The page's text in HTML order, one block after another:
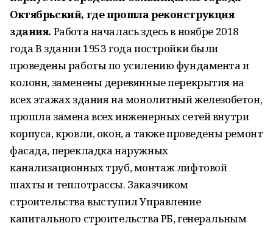
Октябрьский, где прошла реконструкция
здания. Работа началась здесь в ноябре 2018
года В здании 1953 года постройки были
проведены работы по усилению фундамента и
колонн, заменены деревянные перекрытия на
всех этажах здания на монолитный железобетон,
прошла замена всех инженерных сетей внутри
корпуса, кровли, окон, а также проведены ремонт
фасада, перекладка наружных
канализационных труб, монтаж лифтовой
шахты и теплотрассы. Заказчиком
строительства выступил Управление
капитального строительства РБ, генеральным